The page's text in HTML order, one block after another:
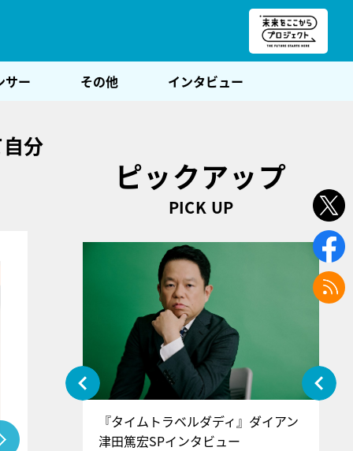
サー その他 インタビュー
分
ピックアップ
PICK UP
』＝LOV
インタ
『タイムトラベルダディ』ダイアン
津田篤宏SPインタビュー